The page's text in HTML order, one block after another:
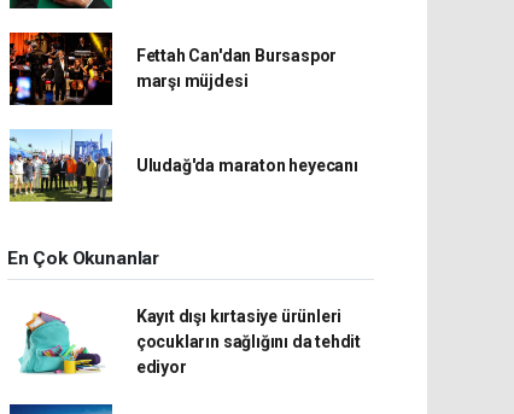
Fettah Can'dan Bursaspor
marşı müjdesi
Uludağ'da maraton heyecanı
En Çok Okunanlar
Kayıt dışı kırtasiye ürünleri
çocukların sağlığını da tehdit
ediyor